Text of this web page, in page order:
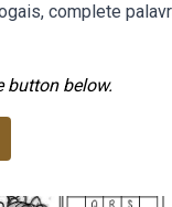
complete
button below.